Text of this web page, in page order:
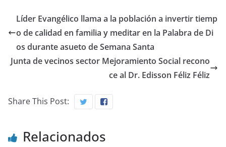
Líder Evangélico llama a la población a invertir tiemp
o de calidad en familia y meditar en la Palabra de Di
os durante asueto de Semana Santa
Junta de vecinos sector Mejoramiento Social recono
ce al Dr. Edisson Féliz Féliz
Share This Post:
Relacionados